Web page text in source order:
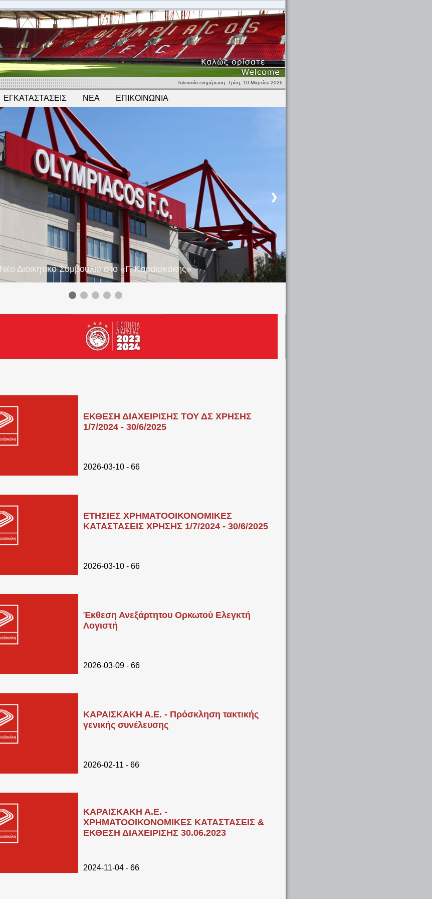
Τελευταία ενημέρωση: Τρίτη, 10 Μαρτίου 2026
ΕΓΚΑΤΑΣΤΑΣΕΙΣ ΝΕΑ ΕΠΙΚΟΙΝΩΝΙΑ
Νέο Διοικητικό Συμβούλιο στο «Γ. Καραϊσκάκης»
❯
ΕΚΘΕΣΗ ΔΙΑΧΕΙΡΙΣΗΣ ΤΟΥ ΔΣ ΧΡΗΣΗΣ
1/7/2024 - 30/6/2025
2026-03-10 - 66
ΕΤΗΣΙΕΣ ΧΡΗΜΑΤΟΟΙΚΟΝΟΜΙΚΕΣ
ΚΑΤΑΣΤΑΣΕΙΣ ΧΡΗΣΗΣ 1/7/2024 - 30/6/2025
2026-03-10 - 66
Έκθεση Ανεξάρτητου Ορκωτού Ελεγκτή
Λογιστή
2026-03-09 - 66
ΚΑΡΑΙΣΚΑΚΗ Α.Ε. - Πρόσκληση τακτικής
γενικής συνέλευσης
2026-02-11 - 66
ΚΑΡΑΙΣΚΑΚΗ Α.Ε. -
ΧΡΗΜΑΤΟΟΙΚΟΝΟΜΙΚΕΣ ΚΑΤΑΣΤΑΣΕΙΣ &
ΕΚΘΕΣΗ ΔΙΑΧΕΙΡΙΣΗΣ 30.06.2023
2024-11-04 - 66